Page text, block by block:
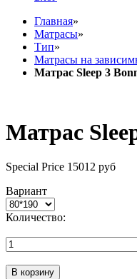
Главная»
Матрасы»
Тип»
Матрасы на
Матрас Sleep 3
Матрас
Special Price 15012 руб
Вариант
Количество:
В корзину